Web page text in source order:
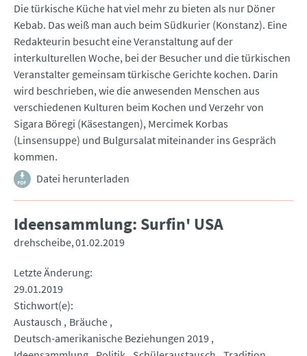
Die türkische Küche hat viel mehr zu bieten als nur Döner
Kebab. Das weiß man auch beim Südkurier (Konstanz). Eine
Redakteurin besucht eine Veranstaltung auf der
interkulturellen Woche, bei der Besucher und die türkischen
Veranstalter gemeinsam türkische Gerichte kochen. Darin
wird beschrieben, wie die anwesenden Menschen aus
verschiedenen Kulturen beim Kochen und Verzehr von
Sigara Böregi (Käsestangen), Mercimek Korbas
(Linsensuppe) und Bulgursalat miteinander ins Gespräch
kommen.
Datei herunterladen
Ideensammlung: Surfin' USA
drehscheibe 01.02.2019
Letzte Änderung
29.01.2019
Stichwort(e)
Austausch
Bräuche
Deutsch-amerikanische Beziehungen 2019